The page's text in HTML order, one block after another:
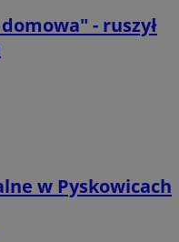
- ruszył
w Pyskowicach